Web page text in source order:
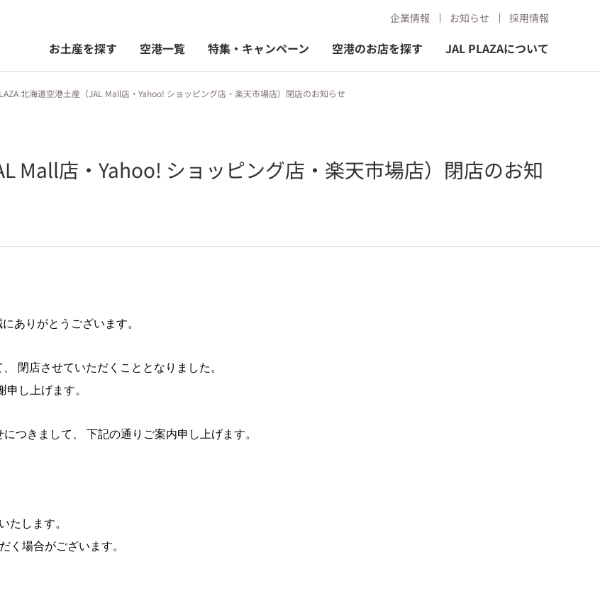
お土産を探す 空港一覧 特集・キャンペーン 空港のお店を探す JAL PLAZAについて
企業情報 お知らせ 採用情報
北海道空港土産（JAL Mall店・Yahoo! ショッピング店・楽天市場店）閉店のお知らせ
Mall店・Yahoo! ショッピング店・楽天市場店）閉店のお知
ありがとうございます。
、 閉店させていただくこととなりました。
し上げます。
つきまして、 下記の通りご案内申し上げます。
たします。
く場合がございます。